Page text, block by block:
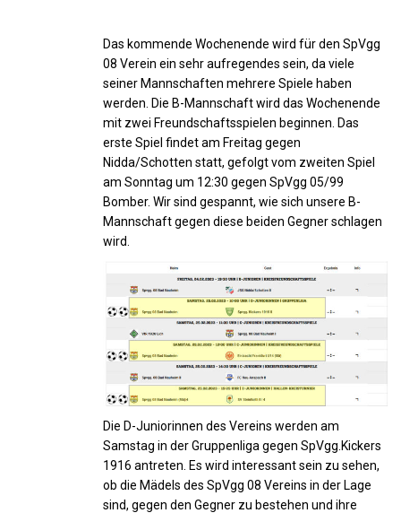
Das kommende Wochenende wird für den SpVgg
08 Verein ein sehr aufregendes sein, da viele
seiner Mannschaften mehrere Spiele haben
werden. Die B-Mannschaft wird das Wochenende
mit zwei Freundschaftsspielen beginnen. Das
erste Spiel findet am Freitag gegen
Nidda/Schotten statt, gefolgt vom zweiten Spiel
am Sonntag um 12:30 gegen SpVgg 05/99
Bomber. Wir sind gespannt, wie sich unsere B-
Mannschaft gegen diese beiden Gegner schlagen
wird.
Die D-Juniorinnen des Vereins werden am
Samstag in der Gruppenliga gegen SpVgg.Kickers
1916 antreten. Es wird interessant sein zu sehen,
ob die Mädels des SpVgg 08 Vereins in der Lage
sind, gegen den Gegner zu bestehen und ihre